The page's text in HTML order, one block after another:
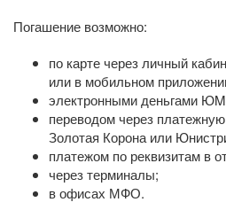
Погашение возможно:
по карте через личный
или в мобильном
электронными деньгами
переводом через
Золотая Корона или
платежом по реквизитам в
через терминалы;
в офисах МФО.